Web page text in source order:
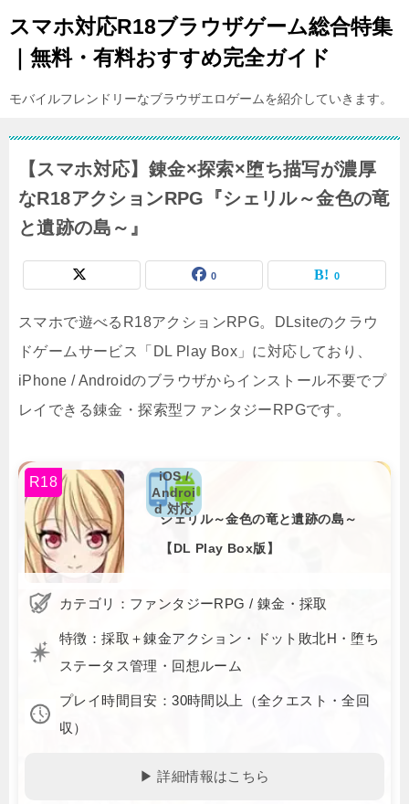
スマホ対応R18ブラウザゲーム総合特集
｜無料・有料おすすめ完全ガイド
モバイルフレンドリーなブラウザエロゲームを紹介していきます。
【スマホ対応】錬金×探索×堕ち描写が濃厚
なR18アクションRPG『シェリル～金色の竜
と遺跡の島～』
0 0
スマホで遊べるR18アクションRPG。DLsiteのクラウ
ドゲームサービス「DL Play Box」に対応しており、
iPhone / Androidのブラウザからインストール不要でプ
レイできる錬金・探索型ファンタジーRPGです。
シェリル～金色の竜と遺跡の島～
【DL Play Box版】
R18
iOS /
Androi
d 対応
カテゴリ：ファンタジーRPG / 錬金・採取
特徴：採取＋錬金アクション・ドット敗北H・堕ち
ステータス管理・回想ルーム
プレイ時間目安：30時間以上（全クエスト・全回
収）
▶ 詳細情報はこちら